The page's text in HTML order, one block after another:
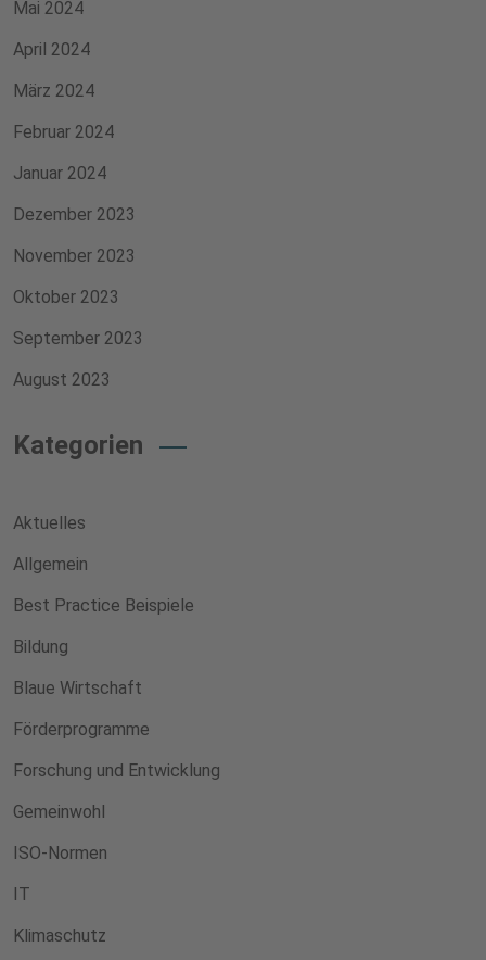
Mai 2024
April 2024
März 2024
Februar 2024
Januar 2024
Dezember 2023
November 2023
Oktober 2023
September 2023
August 2023
Kategorien
Aktuelles
Allgemein
Best Practice Beispiele
Bildung
Blaue Wirtschaft
Förderprogramme
Forschung und Entwicklung
Gemeinwohl
ISO-Normen
IT
Klimaschutz